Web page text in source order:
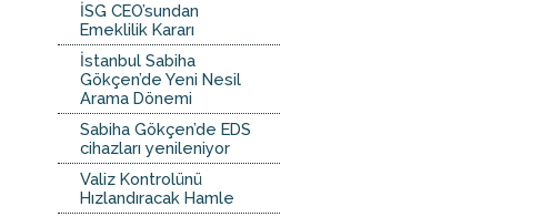
İSG CEO’sundan
Emeklilik Kararı
İstanbul Sabiha
Gökçen’de Yeni Nesil
Arama Dönemi
Sabiha Gökçen’de EDS
cihazları yenileniyor
Valiz Kontrolünü
Hızlandıracak Hamle